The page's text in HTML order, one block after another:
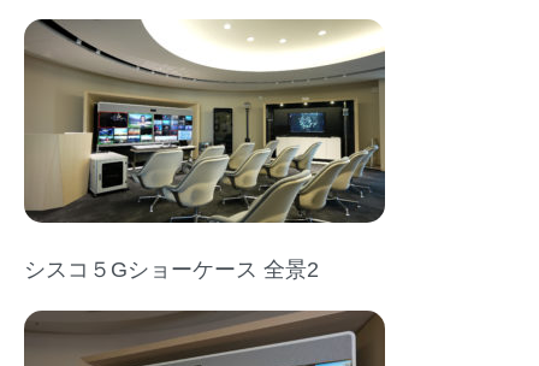
シスコ５Gショーケース 全景2